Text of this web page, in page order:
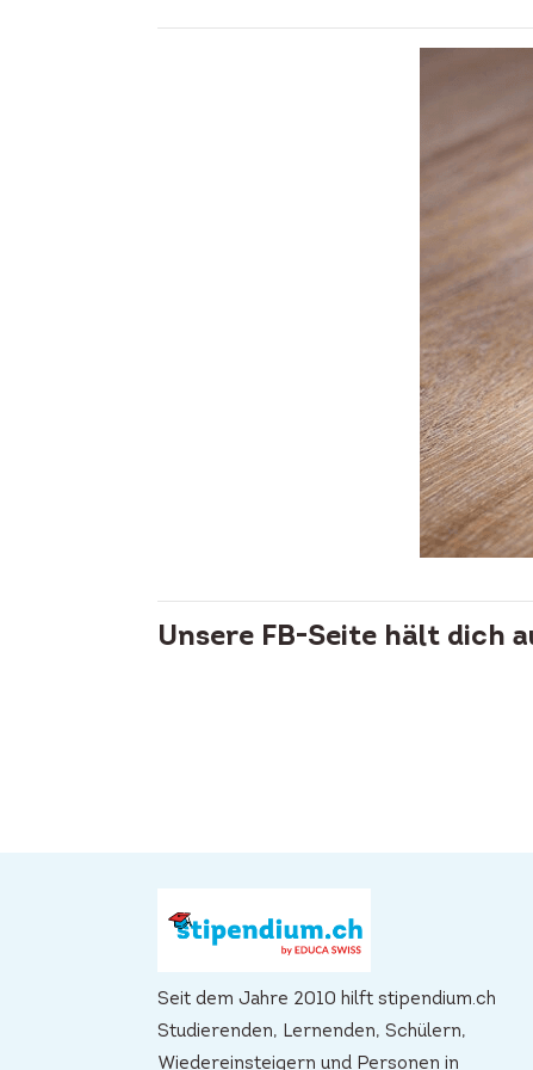
Unsere FB-Seite hält dich
Seit dem Jahre 2010 hilft stipendium.ch
Studierenden, Lernenden, Schülern,
Wiedereinsteigern und Personen in